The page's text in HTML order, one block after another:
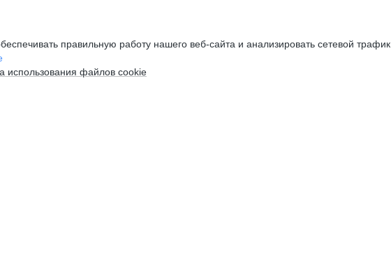
правильную работу нашего веб-сайта и анализировать сетевой трафик.
использования файлов cookie